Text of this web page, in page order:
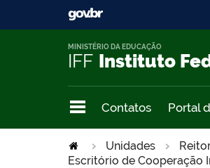
IFF Instituto
MINISTÉRIO DA EDUCAÇÃO
Contatos Portal
Unidades
Escritório de Cooperação